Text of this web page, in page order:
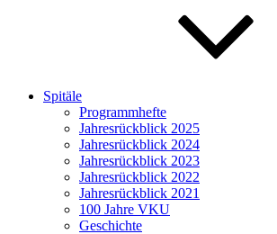
Spitäle
Programmhefte
Jahresrückblick 2025
Jahresrückblick 2024
Jahresrückblick 2023
Jahresrückblick 2022
Jahresrückblick 2021
100 Jahre VKU
Geschichte